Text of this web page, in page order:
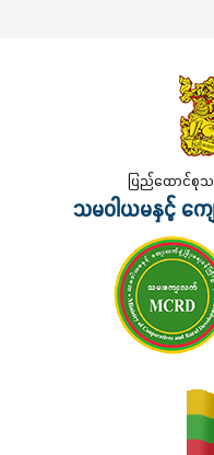
ပြည်ထောင်စုသ
သမဝါယမနှင့် ကျ